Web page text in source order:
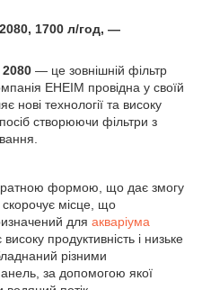
1700 л/год, —
— це зовнішній фільтр
EHEIM провідна у своїй
нові технології та високу
створюючи фільтри з
формою, що дає змогу
місце, що
для акваріума
продуктивність і низьке
різними
за допомогою якої